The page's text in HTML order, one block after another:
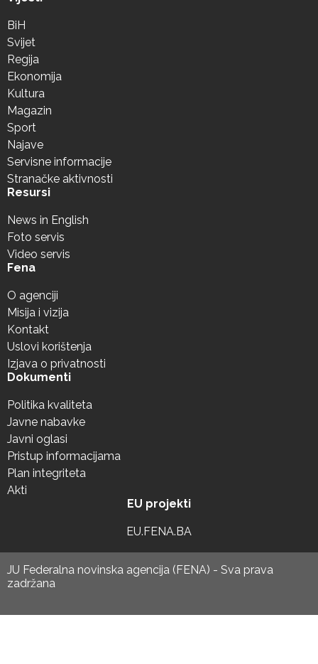
BiH
Svijet
Regija
Ekonomija
Kultura
Magazin
Sport
Najave
Servisne informacije
Stranačke aktivnosti
Resursi
News in English
Foto servis
Video servis
Fena
O agenciji
Misija i vizija
Kontakt
Uslovi korištenja
Izjava o privatnosti
Dokumenti
Politika kvaliteta
Javne nabavke
Javni oglasi
Pristup informacijama
Plan integriteta
Akti
EU projekti
EU.FENA.BA
JU Federalna novinska agencija (FENA) - Sva prava
zadržana